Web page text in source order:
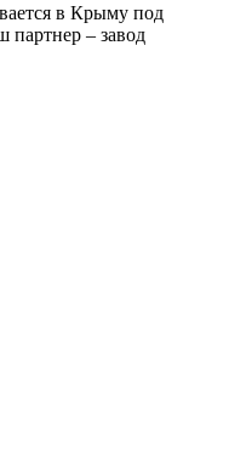
в Крыму под
партнер – завод